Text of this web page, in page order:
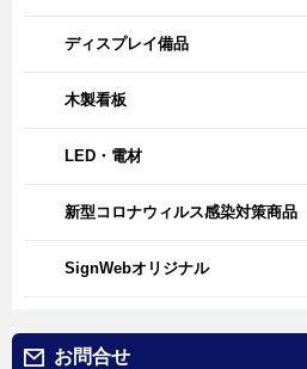
ディスプレイ備品
木製看板
LED・電材
新型コロナウィルス感染対策商品
SignWebオリジナル
お問合せ